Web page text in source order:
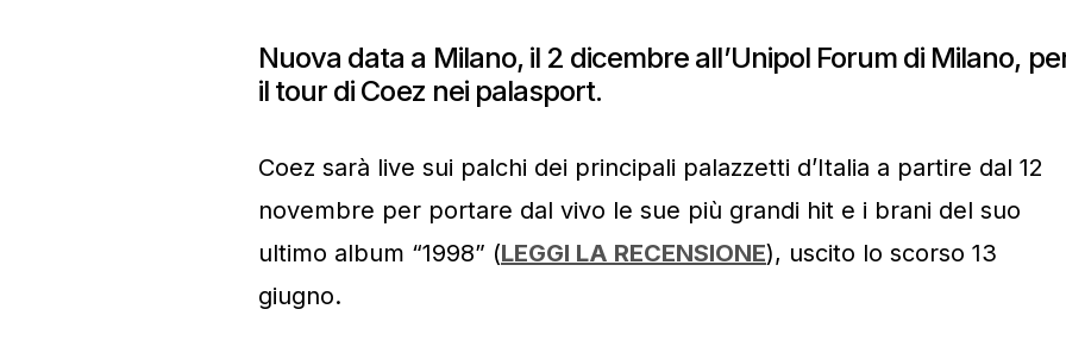
Nuova data a Milano, il 2 dicembre all’Unipol Forum di Milano,
il tour di Coez nei palasport.
Coez sarà live sui palchi dei principali palazzetti d’Italia a partire dal 12
novembre per portare dal vivo le sue più grandi hit e i brani del suo
ultimo album “1998” (LEGGI LA RECENSIONE), uscito lo scorso 13
giugno.